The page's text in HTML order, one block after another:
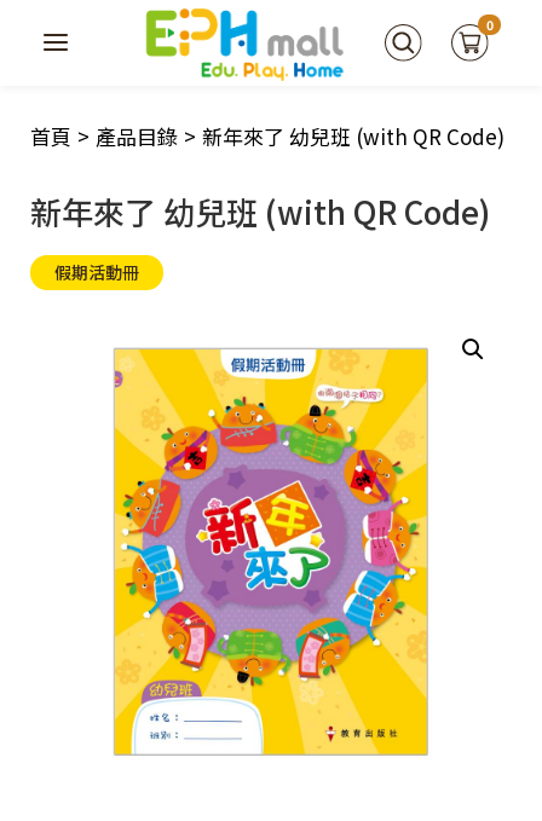
0
首頁 > 產品目錄 > 新年來了 幼兒班 (with QR Code)
新年來了 幼兒班 (with QR Code)
假期活動冊